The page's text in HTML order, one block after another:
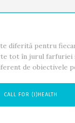
diferită pentru
tot în jurul farfuriei
de obiectivele
CALL FOR (I)HEALTH